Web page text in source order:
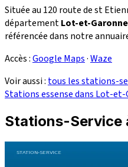
Située au 120 route de st
départementLot-et-Garonne
référencée dans notre
Accès :Google Maps·Waze
Voir aussi : tous les stations-
Stations essense dans Lot-et-
Stations-Service